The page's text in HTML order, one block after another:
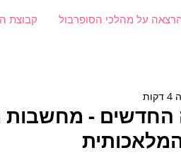
קבוצת על מהלכי הסופרבול
החדשים - מחשבות